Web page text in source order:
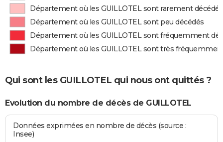
Département où les GUILLOTEL sont rarement décédés
Département où les GUILLOTEL sont peu décédés
Département où les GUILLOTEL sont fréquemment
Département où les GUILLOTEL sont très
Qui sont les GUILLOTEL qui nous ont quittés ?
Evolution du nombre de décès de GUILLOTEL
Données exprimées en nombre de décès (source :
Insee)